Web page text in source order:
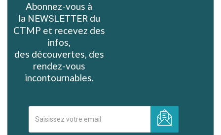
Abonnez-vous à
la NEWSLETTER du
CTMP et recevez des
infos,
des découvertes, des
rendez-vous
incontournables.